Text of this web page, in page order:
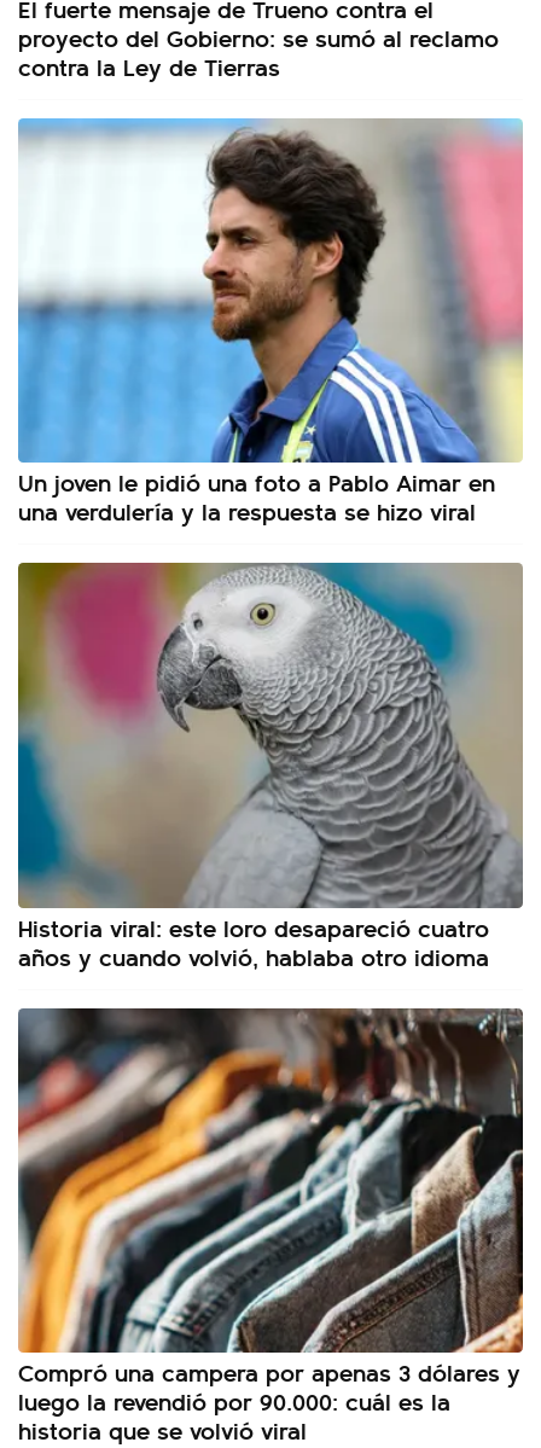
El fuerte mensaje de Trueno contra el
proyecto del Gobierno: se sumó al reclamo
contra la Ley de Tierras
Un joven le pidió una foto a Pablo Aimar en
una verdulería y la respuesta se hizo viral
Historia viral: este loro desapareció cuatro
años y cuando volvió, hablaba otro idioma
Compró una campera por apenas 3 dólares y
luego la revendió por 90.000: cuál es la
historia que se volvió viral